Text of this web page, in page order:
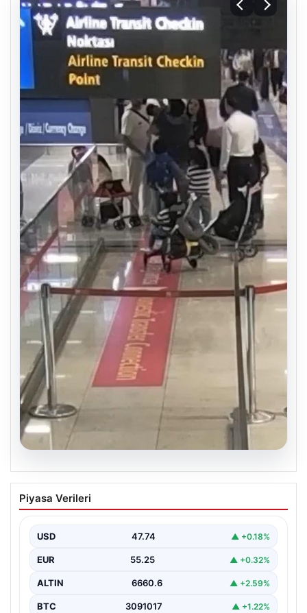
05.08.2026
2 yaşındaki bebeği Heimlich
manevrasıyla kurtaran personele ödül
Kurtaran Görevlilere Ödül Verildi”, “content”: “ İstanbul
Sabiha…
Piyasa Verileri
USD 47.74 ▲ +0.18%
EUR 55.25 ▲ +0.32%
ALTIN 6660.6 ▲ +2.59%
BTC 3091017 ▲ +1.22%